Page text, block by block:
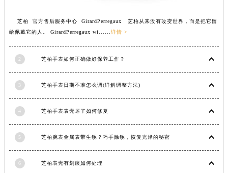
芝柏 官方售后服务中心 GirardPerregaux 芝柏从来没有改变世界，而是把它留
给佩戴它的人。 GirardPerregaux wi...... 详情 >
2 芝柏手表如何正确做好保养工作？
3 芝柏手表日期不准怎么调(详解调整方法)
4 芝柏手表表壳坏了如何修复
5 芝柏腕表金属表带生锈？巧手除锈，恢复光泽的秘密
6 芝柏表壳有划痕如何处理